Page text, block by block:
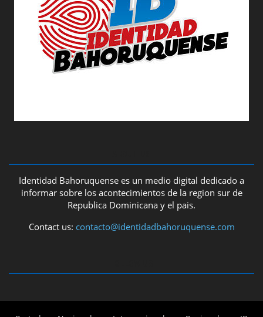
Identidad Bahoruquense es un medio digital dedicado a
informar sobre los acontecimientos de la region sur de
Republica Dominicana y el pais.
Contact us: contacto@identidadbahoruquense.com